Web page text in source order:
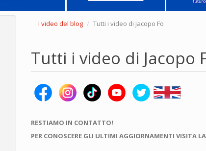
I video del blog Tutti i video di Jacopo Fo
Tutti i video di Jacopo
RESTIAMO IN CONTATTO!
PER CONOSCERE GLI ULTIMI AGGIORNAMENTI VISITA